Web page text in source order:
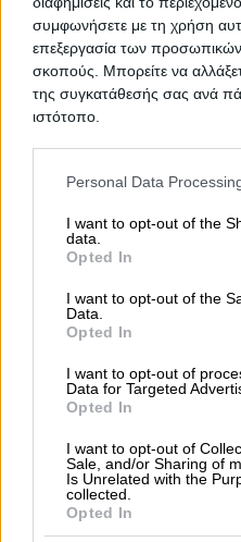
συμφωνήσετε με τη χρήση
επεξεργασία των
σκοπούς. Μπορείτε να
της συγκατάθεσής σας ανά
ιστότοπο.
Please note that this
and may gather and store
to Google and its third-party
purposes in below Google
Personal Data
I want to opt-out of the
data.
Opted In
I want to opt-out of the
Data.
Opted In
I want to opt-out of
Data for Targeted
Opted In
I want to opt-out of
Sale, and/or Sharing of
Is Unrelated with the
collected.
Opted In
Τρίτη & Πέμπτη από 10:00
Παρασκευή Σάββατο
Περιοχές που
Τρόποι πληρωμής
Με μετρητά στην έδρα
Με πιστωτική κάρτα
Κατάθεση σε τραπεζικό
Μέσω IRIS
Μήνες Λειτουργίας
Ιανουάριος
Φεβρουάριος